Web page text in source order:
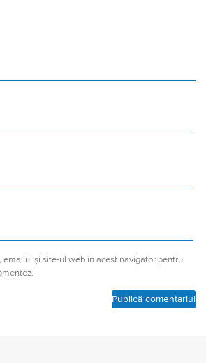
emailul și site-ul web în acest navigator pentru